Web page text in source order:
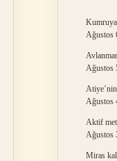
Ağustos
Ağustos
Ağustos
Aktif
Ağustos
Miras